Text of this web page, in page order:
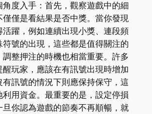
角度入手：首先，觀察遊戲中的細
僅僅是看結果是否中獎。當你發現
活躍，例如連續出現小獎、連段頻
符號的出現，這些都是值得關注的
整押注的時機也相當重要。許多
醒玩家，應該在有訊號出現時增加
有訊號的情況下則應保持保守，這
利用資金。最重要的是，設定停損
旦你認為遊戲的節奏不再順暢，就